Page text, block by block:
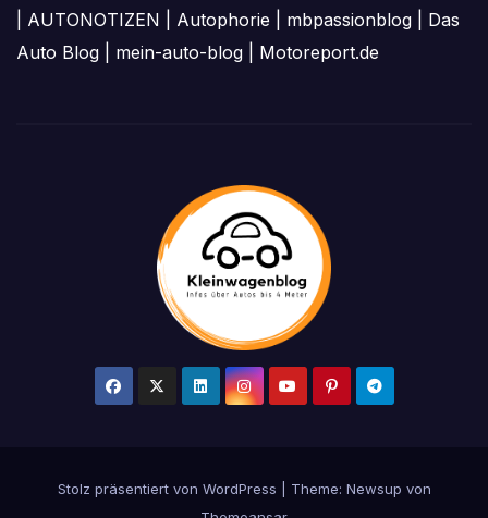
AUTONOTIZEN Autophorie mbpassionblog
Das
Auto Blog
mein-auto-blog Motoreport.de
Stolz präsentiert von WordPress
Theme: Newsup von